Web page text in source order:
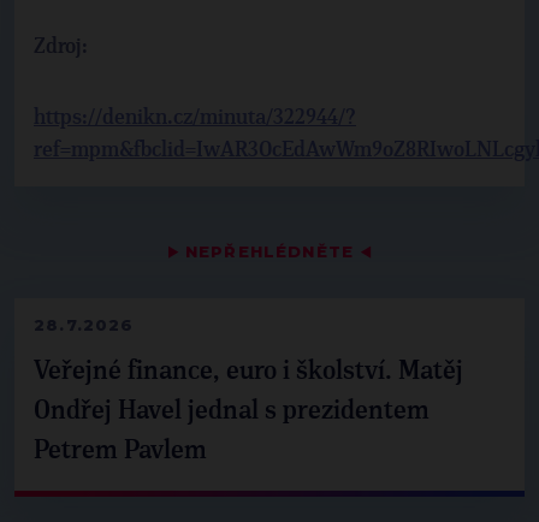
▶ NEPŘEHLÉDNĚTE ◀
28.7.2026
Veřejné finance, euro i školství. Matěj
Ondřej Havel jednal s prezidentem
Petrem Pavlem
Zdroj: